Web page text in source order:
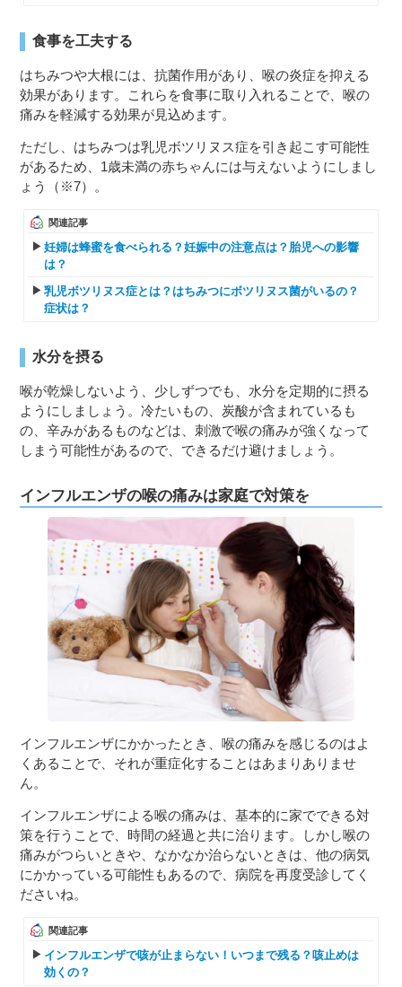
食事を工夫する
はちみつや大根には、抗菌作用があり、喉の炎症を抑える
効果があります。これらを食事に取り入れることで、喉の
痛みを軽減する効果が見込めます。
ただし、はちみつは乳児ボツリヌス症を引き起こす可能性
があるため、1歳未満の赤ちゃんには与えないようにしまし
ょう（※7）。
関連記事
妊婦は蜂蜜を食べられる？妊娠中の注意点は？胎児への影響
は？
乳児ボツリヌス症とは？はちみつにボツリヌス菌がいるの？
症状は？
水分を摂る
喉が乾燥しないよう、少しずつでも、水分を定期的に摂る
ようにしましょう。冷たいもの、炭酸が含まれているも
の、辛みがあるものなどは、刺激で喉の痛みが強くなって
しまう可能性があるので、できるだけ避けましょう。
インフルエンザの喉の痛みは家庭で対策を
インフルエンザにかかったとき、喉の痛みを感じるのはよ
くあることで、それが重症化することはあまりありませ
ん。
インフルエンザによる喉の痛みは、基本的に家でできる対
策を行うことで、時間の経過と共に治ります。しかし喉の
痛みがつらいときや、なかなか治らないときは、他の病気
にかかっている可能性もあるので、病院を再度受診してく
ださいね。
関連記事
インフルエンザで咳が止まらない！いつまで残る？咳止めは
効くの？